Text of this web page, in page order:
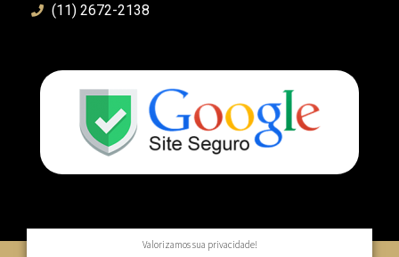
(11) 2672-2138
Valorizamos sua privacidade!